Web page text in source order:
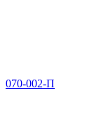
070-002-П